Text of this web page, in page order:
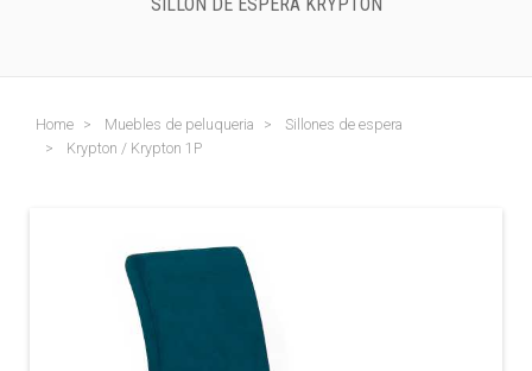
Home Muebles de peluqueria
Sillones de espera
Krypton / Krypton 1P